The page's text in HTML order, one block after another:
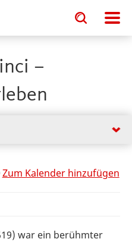
Toggle
search
input
Toggle
search
input
–
Zum Kalender hinzufügen
war ein berühmter